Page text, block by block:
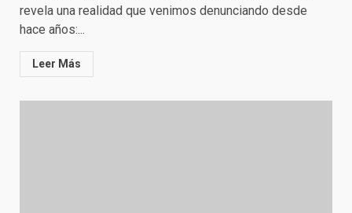
revela una realidad que venimos denunciando desde
hace años:...
Leer Más